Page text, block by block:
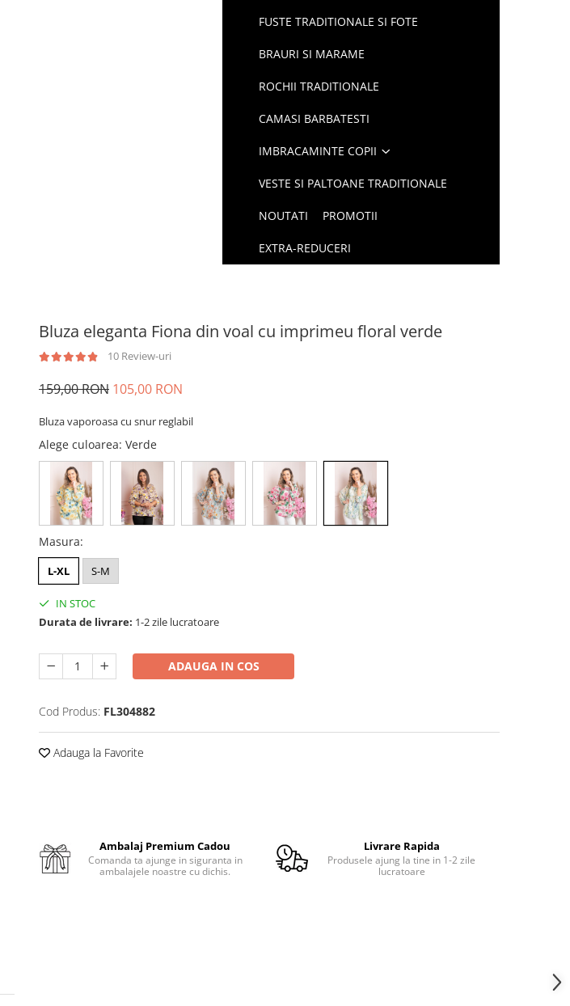
FUSTE TRADITIONALE SI FOTE
BRAURI SI MARAME
ROCHII TRADITIONALE
CAMASI BARBATESTI
IMBRACAMINTE COPII
VESTE SI PALTOANE TRADITIONALE
NOUTATI PROMOTII
EXTRA-REDUCERI
Bluza eleganta Fiona din voal cu imprimeu floral verde
10 Review-uri
159,00 RON 105,00 RON
Bluza vaporoasa cu snur reglabil
Alege culoarea: Verde
Masura:
L-XL S-M
IN STOC
Durata de livrare: 1-2 zile lucratoare
ADAUGA IN COS
Cod Produs: FL304882
Adauga la Favorite
Ambalaj Premium Cadou
Comanda ta ajunge in siguranta in
ambalajele noastre cu dichis.
Livrare Rapida
Produsele ajung la tine in 1-2 zile
lucratoare